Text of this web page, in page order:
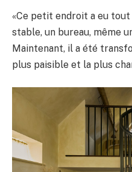
«Ce petit endroit a eu tout
stable, un bureau, même
Maintenant, il a été
plus paisible et la plus